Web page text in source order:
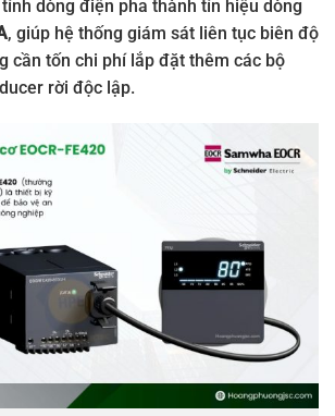
dòng điện pha thành tín hiệu dòng
, giúp hệ thống giám sát liên tục biên độ
cần tốn chi phí lắp đặt thêm các bộ
rời độc lập.